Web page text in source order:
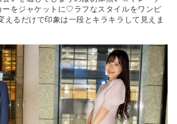
ーをジャケットに♡ラフなスタイルをワンピ
るだけで印象は一段とキラキラして見えま